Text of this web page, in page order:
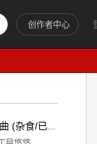
创作者中心